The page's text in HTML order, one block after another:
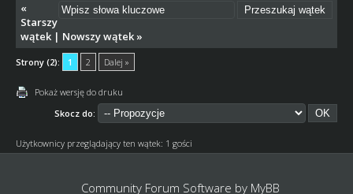
«
Starszy
wątek| Nowszy wątek»
Strony (2): 1 2 Dalej »
Pokaż wersję do druku
Skocz do:
Użytkownicy przeglądający ten wątek: 1 gości
Community Forum Software by MyBB